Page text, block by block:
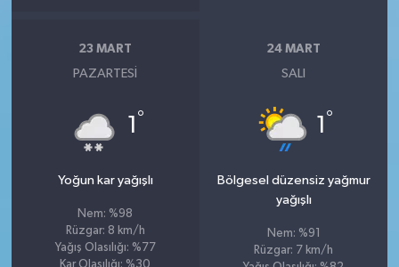
23 MART
PAZARTESI
1 °
Yoğun kar yağışlı
Nem: %98
Rüzgar: 8 km/h
Yağış Olasılığı: %77
Kar Olasılığı: %30
24 MART
SALI
1 °
Bölgesel düzensiz yağmur
yağışlı
Nem: %91
Rüzgar: 7 km/h